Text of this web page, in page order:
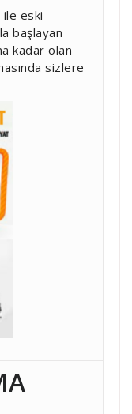
eski
başlayan
kadar olan
sizlere